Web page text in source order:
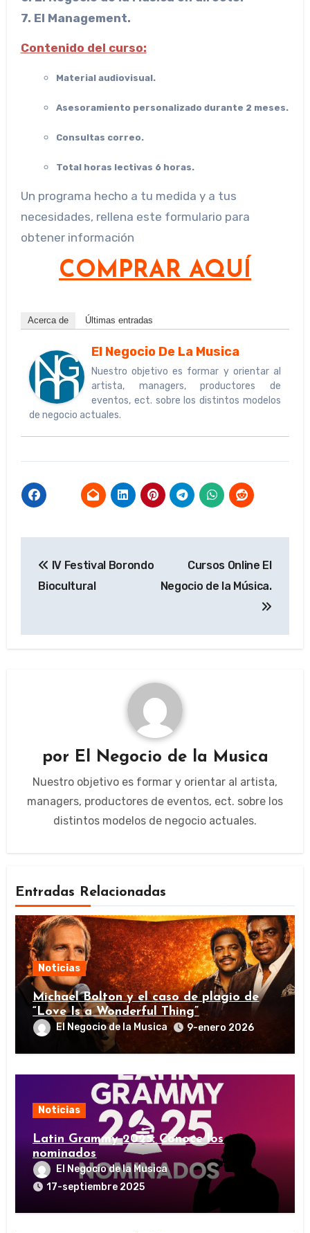
7. El Management.
Contenido del curso:
Material audiovisual.
Asesoramiento personalizado durante 2 meses.
Consultas correo.
Total horas lectivas 6 horas.
Un programa hecho a tu medida y a tus
necesidades, rellena este formulario para
obtener información
COMPRAR AQUÍ
Acerca de Últimas entradas
El Negocio De La Musica
Nuestro objetivo es formar y orientar al
artista, managers, productores de
eventos, ect. sobre los distintos modelos
de negocio actuales.
de
IV Festival Borondo
Biocultural
Cursos Online El
Negocio de la Música.
por El Negocio de la Musica
Nuestro objetivo es formar y orientar al artista,
managers, productores de eventos, ect. sobre los
distintos modelos de negocio actuales.
Entradas Relacionadas
Noticias
Michael Bolton y el caso de plagio de
“Love Is a Wonderful Thing”
El Negocio de la Musica 9-enero 2026
Noticias
Latin Grammy 2025: Conoce los
nominados
El Negocio de la Musica
17-septiembre 2025